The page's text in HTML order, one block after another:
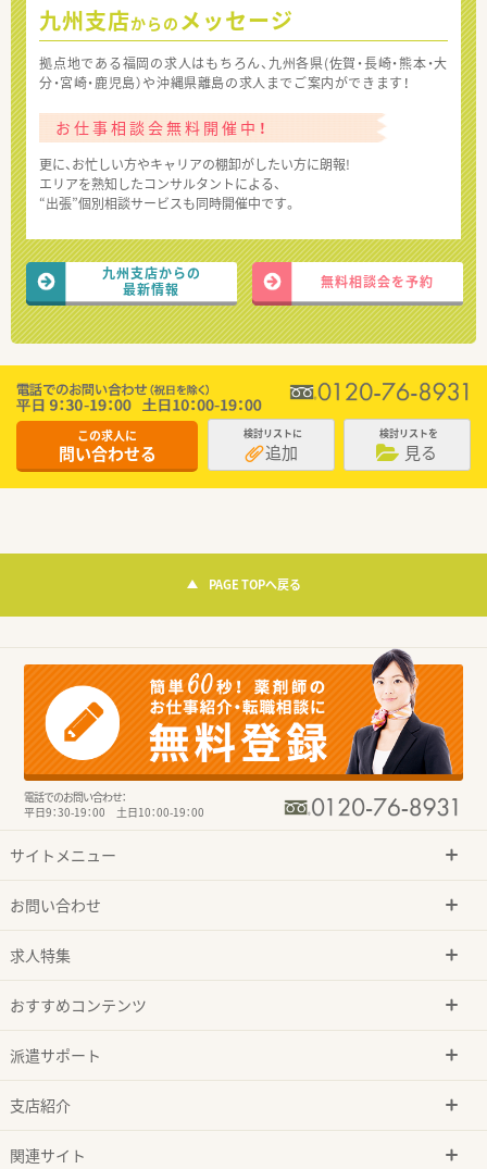
九州支店からの メッセージ
拠点地である福岡の求人はもちろん、九州各県(佐賀・長崎・熊本・大
分・宮崎・鹿児島）や沖縄県離島の求人までご案内ができます！
お仕事相談会無料開催中！
更に、お忙しい方やキャリアの棚卸がしたい方に朗報!
エリアを熟知したコンサルタントによる、
“出張”個別相談サービスも同時開催中です。
九州支店からの
最新情報
無料相談会を予約
この求人に
問い合わせる
検討リストに
追加
検討リストを
見る
PAGE TOPへ戻る
電話でのお問い合わせ：
平日9：30-19：00 土日10：00-19：00
サイトメニュー
お問い合わせ
求人特集
おすすめコンテンツ
派遣サポート
支店紹介
関連サイト